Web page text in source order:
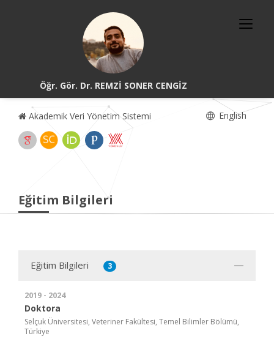
Öğr. Gör. Dr. REMZİ SONER CENGİZ
Akademik Veri Yönetim Sistemi English
Eğitim Bilgileri
Eğitim Bilgileri 3
2019 - 2024
Doktora
Selçuk Üniversitesi, Veteriner Fakültesi, Temel Bilimler Bölümü,
Türkiye